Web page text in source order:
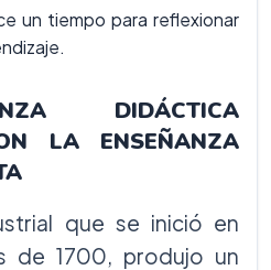
un tiempo para reflexionar
DIDÁCTICA
LA ENSEÑANZA
que se inició en
de 1700, produjo un